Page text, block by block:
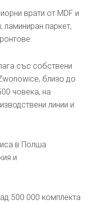
врати от MDF и
ламиниран паркет,
със собствени
близо до
човека, на
линии и
в Полша
и
500 000 комплекта